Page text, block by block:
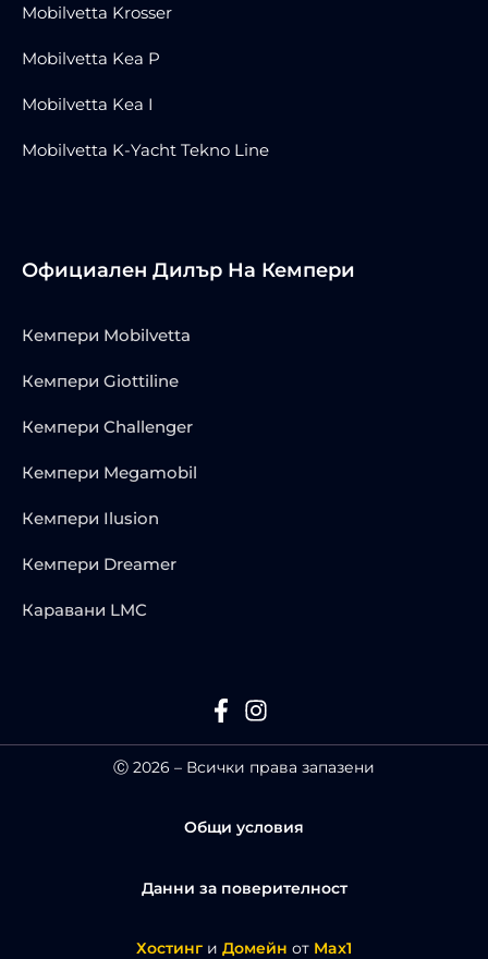
Mobilvetta Krosser
Mobilvetta Kea P
Mobilvetta Kea I
Mobilvetta K-Yacht Tekno Line
Официален Дилър На Кемпери
Кемпери Mobilvetta
Кемпери Giottiline
Кемпери Challenger
Кемпери Megamobil
Кемпери Ilusion
Кемпери Dreamer
Каравани LMC
Ⓒ 2026 – Всички права запазени
Общи условия
Данни за поверителност
Хостинг и Домейн от Max1